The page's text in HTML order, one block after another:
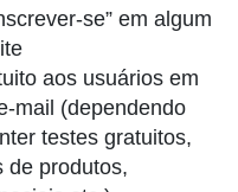
se” em algum
aos usuários em
mail (dependendo
testes gratuitos,
de produtos,